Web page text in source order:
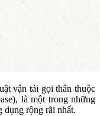
vận tải gọi thân thuộc
là một trong những
dụng rộng rãi nhất.